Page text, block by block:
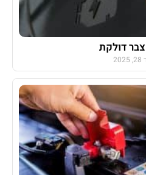
דולקת